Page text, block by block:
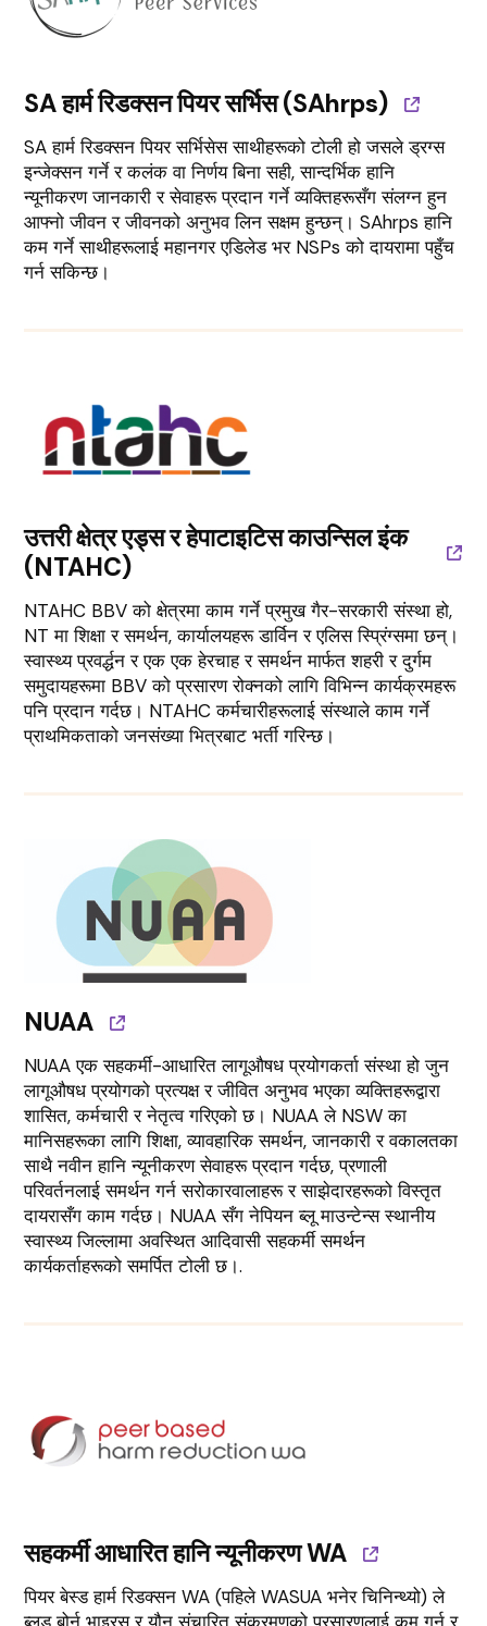
SA हार्म रिडक्सन पियर सर्भिस (SAhrps)
SA हार्म रिडक्सन पियर सर्भिसेस साथीहरूको टोली हो जसले ड्रग्स
इन्जेक्सन गर्ने र कलंक वा निर्णय बिना सही, सान्दर्भिक हानि
न्यूनीकरण जानकारी र सेवाहरू प्रदान गर्ने व्यक्तिहरूसँग संलग्न हुन
आफ्नो जीवन र जीवनको अनुभव लिन सक्षम हुन्छन्। SAhrps हानि
कम गर्ने साथीहरूलाई महानगर एडिलेड भर NSPs को दायरामा पहुँच
गर्न सकिन्छ।
उत्तरी क्षेत्र एड्स र हेपाटाइटिस काउन्सिल इंक
(NTAHC)
NTAHC BBV को क्षेत्रमा काम गर्ने प्रमुख गैर-सरकारी संस्था हो,
NT मा शिक्षा र समर्थन, कार्यालयहरू डार्विन र एलिस स्प्रिंग्समा छन्।
स्वास्थ्य प्रवर्द्धन र एक एक हेरचाह र समर्थन मार्फत शहरी र दुर्गम
समुदायहरूमा BBV को प्रसारण रोक्नको लागि विभिन्न कार्यक्रमहरू
पनि प्रदान गर्दछ। NTAHC कर्मचारीहरूलाई संस्थाले काम गर्ने
प्राथमिकताको जनसंख्या भित्रबाट भर्ती गरिन्छ।
NUAA
NUAA एक सहकर्मी-आधारित लागूऔषध प्रयोगकर्ता संस्था हो जुन
लागूऔषध प्रयोगको प्रत्यक्ष र जीवित अनुभव भएका व्यक्तिहरूद्वारा
शासित, कर्मचारी र नेतृत्व गरिएको छ। NUAA ले NSW का
मानिसहरूका लागि शिक्षा, व्यावहारिक समर्थन, जानकारी र वकालतका
साथै नवीन हानि न्यूनीकरण सेवाहरू प्रदान गर्दछ, प्रणाली
परिवर्तनलाई समर्थन गर्न सरोकारवालाहरू र साझेदारहरूको विस्तृत
दायरासँग काम गर्दछ। NUAA सँग नेपियन ब्लू माउन्टेन्स स्थानीय
स्वास्थ्य जिल्लामा अवस्थित आदिवासी सहकर्मी समर्थन
कार्यकर्ताहरूको समर्पित टोली छ।.
सहकर्मी आधारित हानि न्यूनीकरण WA
पियर बेस्ड हार्म रिडक्सन WA (पहिले WASUA भनेर चिनिन्थ्यो) ले